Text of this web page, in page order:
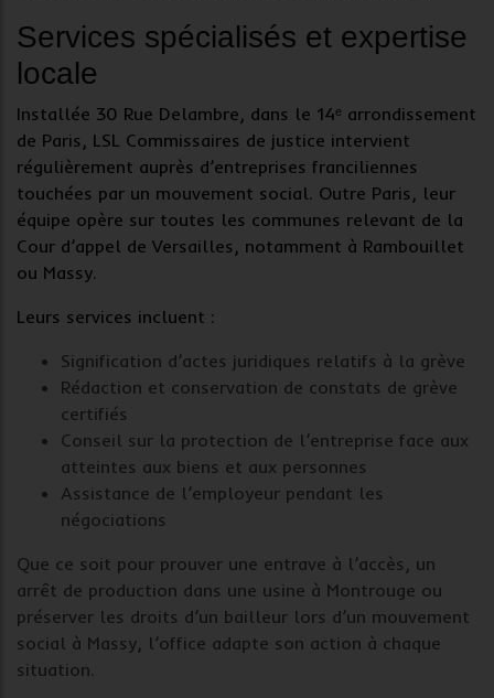
Services spécialisés et expertise
locale
Installée 30 Rue Delambre, dans le 14ᵉ arrondissement
de Paris, LSL Commissaires de justice intervient
régulièrement auprès d’entreprises franciliennes
touchées par un mouvement social. Outre Paris, leur
équipe opère sur toutes les communes relevant de la
Cour d’appel de Versailles, notamment à Rambouillet
ou Massy.
Leurs services incluent :
Signification d’actes juridiques relatifs à la grève
Rédaction et conservation de constats de grève
certifiés
Conseil sur la protection de l’entreprise face aux
atteintes aux biens et aux personnes
Assistance de l’employeur pendant les
négociations
Que ce soit pour prouver une entrave à l’accès, un
arrêt de production dans une usine à Montrouge ou
préserver les droits d’un bailleur lors d’un mouvement
social à Massy, l’office adapte son action à chaque
situation.